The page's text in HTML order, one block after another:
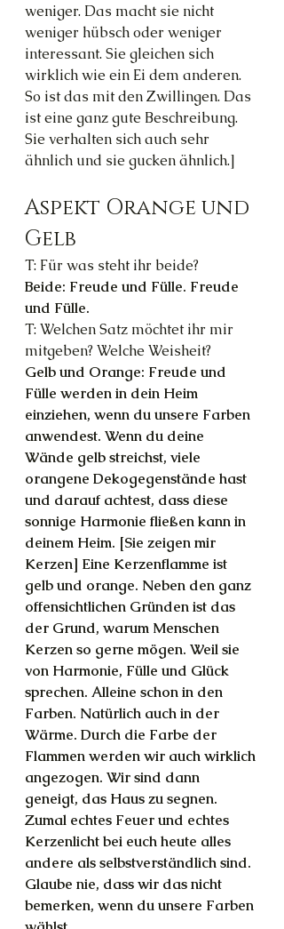
weniger. Das macht sie nicht
weniger hübsch oder weniger
interessant. Sie gleichen sich
wirklich wie ein Ei dem anderen.
So ist das mit den Zwillingen. Das
ist eine ganz gute Beschreibung.
Sie verhalten sich auch sehr
ähnlich und sie gucken ähnlich.]
Aspekt Orange und
Gelb
T: Für was steht ihr beide?
Beide: Freude und Fülle. Freude
und Fülle.
T: Welchen Satz möchtet ihr mir
mitgeben? Welche Weisheit?
Gelb und Orange: Freude und
Fülle werden in dein Heim
einziehen, wenn du unsere Farben
anwendest. Wenn du deine
Wände gelb streichst, viele
orangene Dekogegenstände hast
und darauf achtest, dass diese
sonnige Harmonie fließen kann in
deinem Heim. [Sie zeigen mir
Kerzen] Eine Kerzenflamme ist
gelb und orange. Neben den ganz
offensichtlichen Gründen ist das
der Grund, warum Menschen
Kerzen so gerne mögen. Weil sie
von Harmonie, Fülle und Glück
sprechen. Alleine schon in den
Farben. Natürlich auch in der
Wärme. Durch die Farbe der
Flammen werden wir auch wirklich
angezogen. Wir sind dann
geneigt, das Haus zu segnen.
Zumal echtes Feuer und echtes
Kerzenlicht bei euch heute alles
andere als selbstverständlich sind.
Glaube nie, dass wir das nicht
bemerken, wenn du unsere Farben